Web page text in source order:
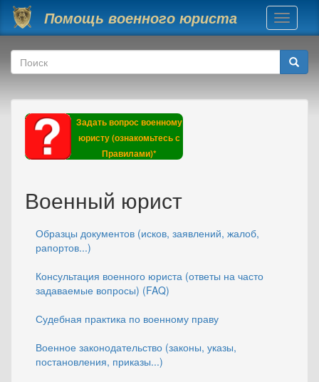
Перейти к основному содержанию
Помощь военного юриста
Toggle
Форма поиска
Поиск
Задать вопрос военному
юристу (ознакомьтесь с
Правилами)*
Военный юрист
Образцы документов (исков, заявлений, жалоб,
рапортов...)
Консультация военного юриста (ответы на часто
задаваемые вопросы) (FAQ)
Судебная практика по военному праву
Военное законодательство (законы, указы,
постановления, приказы...)